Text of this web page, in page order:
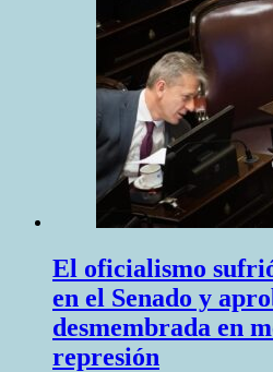
El oficialismo
en el Senado y
desmembrada en
represión